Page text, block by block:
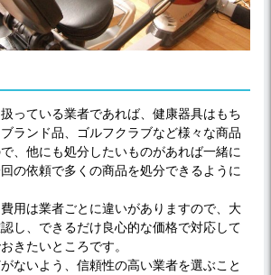
っている業者であれば、健康器具はもち
ランド品、ゴルフクラブなど様々な商品
、他にも処分したいものがあれば一緒に
の依頼で多くの商品を処分できるように
用は業者ごとに違いがありますので、大
し、できるだけ良心的な価格で対応して
きたいところです。
ないよう、信頼性の高い業者を選ぶこと